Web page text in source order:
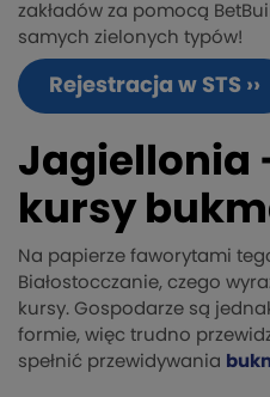
zakładów za pomocą
samych zielonych typów!
Rejestracja w STS ››
Jagiellonia
kursy
Na papierze faworytami
Białostocczanie, czego
kursy. Gospodarze są
formie, więc trudno
spełnić przewidywania